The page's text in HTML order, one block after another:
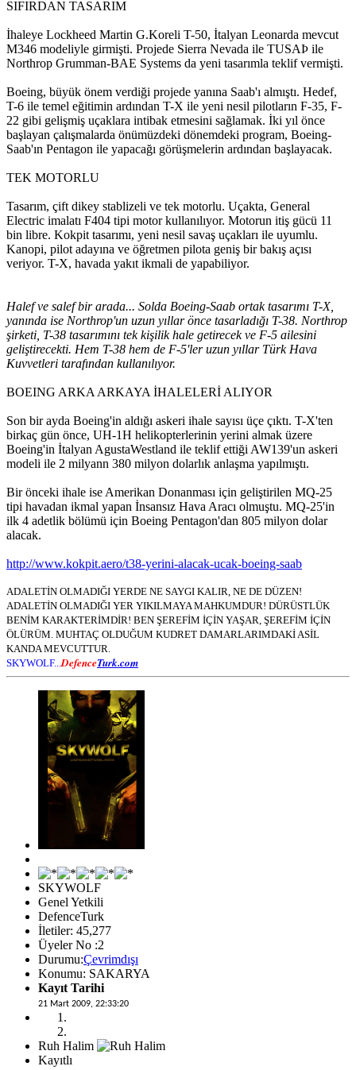
SIFIRDAN TASARIM
İhaleye Lockheed Martin G.Koreli T-50, İtalyan Leonarda mevcut
M346 modeliyle girmişti. Projede Sierra Nevada ile TUSAÞ ile
Northrop Grumman-BAE Systems da yeni tasarımla teklif vermişti.
Boeing, büyük önem verdiği projede yanına Saab'ı almıştı. Hedef,
T-6 ile temel eğitimin ardından T-X ile yeni nesil pilotların F-35, F-
22 gibi gelişmiş uçaklara intibak etmesini sağlamak. İki yıl önce
başlayan çalışmalarda önümüzdeki dönemdeki program, Boeing-
Saab'ın Pentagon ile yapacağı görüşmelerin ardından başlayacak.
TEK MOTORLU
Tasarım, çift dikey stablizeli ve tek motorlu. Uçakta, General
Electric imalatı F404 tipi motor kullanılıyor. Motorun itiş gücü 11
bin libre. Kokpit tasarımı, yeni nesil savaş uçakları ile uyumlu.
Kanopi, pilot adayına ve öğretmen pilota geniş bir bakış açısı
veriyor. T-X, havada yakıt ikmali de yapabiliyor.
Halef ve salef bir arada... Solda Boeing-Saab ortak tasarımı T-X,
yanında ise Northrop'un uzun yıllar önce tasarladığı T-38. Northrop
şirketi, T-38 tasarımını tek kişilik hale getirecek ve F-5 ailesini
geliştirecekti. Hem T-38 hem de F-5'ler uzun yıllar Türk Hava
Kuvvetleri tarafından kullanılıyor.
BOEING ARKA ARKAYA İHALELERİ ALIYOR
Son bir ayda Boeing'in aldığı askeri ihale sayısı üçe çıktı. T-X'ten
birkaç gün önce, UH-1H helikopterlerinin yerini almak üzere
Boeing'in İtalyan AgustaWestland ile teklif ettiği AW139'un askeri
modeli ile 2 milyann 380 milyon dolarlık anlaşma yapılmıştı.
Bir önceki ihale ise Amerikan Donanması için geliştirilen MQ-25
tipi havadan ikmal yapan İnsansız Hava Aracı olmuştu. MQ-25'in
ilk 4 adetlik bölümü için Boeing Pentagon'dan 805 milyon dolar
alacak.
http://www.kokpit.aero/t38-yerini-alacak-ucak-boeing-saab
ADALETİN OLMADIĞI YERDE NE SAYGI KALIR, NE DE DÜZEN!
ADALETİN OLMADIĞI YER YIKILMAYA MAHKUMDUR! DÜRÜSTLÜK
BENİM KARAKTERİMDİR! BEN ŞEREFİM İÇİN YAŞAR, ŞEREFİM İÇİN
ÖLÜRÜM. MUHTAÇ OLDUĞUM KUDRET DAMARLARIMDAKİ ASİL
KANDA MEVCUTTUR.
SKYWOLF... DefenceTurk.com
SKYWOLF
Genel Yetkili
DefenceTurk
İletiler: 45,277
Üyeler No :2
Durumu:Çevrimdışı
Konumu: SAKARYA
Kayıt Tarihi
21 Mart 2009, 22:33:20
Ruh Halim
Kayıtlı